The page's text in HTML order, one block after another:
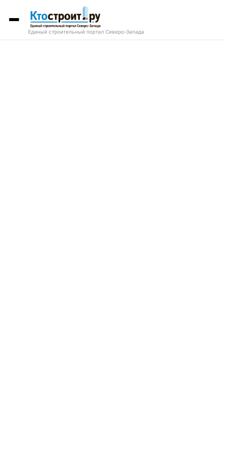
Единый строительный портал Северо-Запада